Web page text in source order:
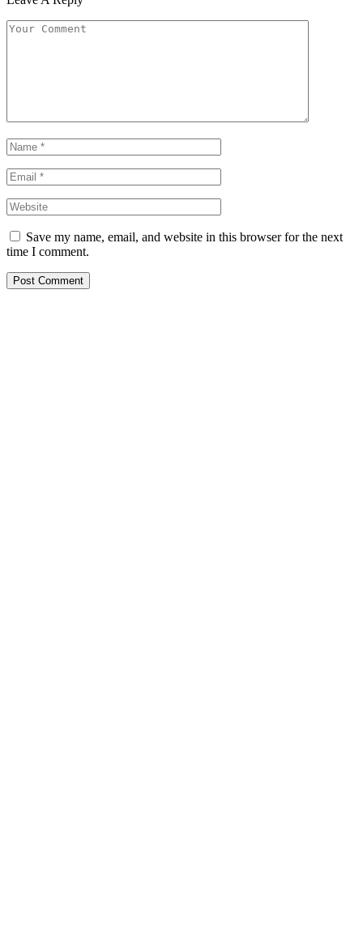
Save my name, email, and website in this browser for the next
time I comment.